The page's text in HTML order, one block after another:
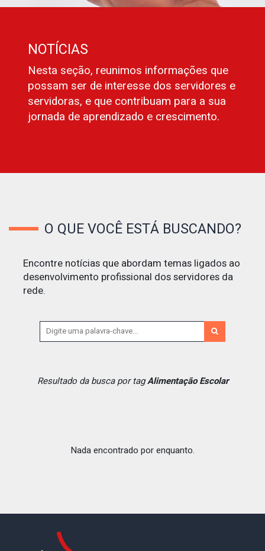
NOTÍCIAS
Nesta seção, reunimos informações que
possam ser de interesse dos servidores e
servidoras, e que contribuam para a sua
jornada de aprendizado e crescimento.
O QUE VOCÊ ESTÁ BUSCANDO?
Encontre notícias que abordam temas ligados ao
desenvolvimento profissional dos servidores da
rede.
Resultado da busca por tagAlimentação Escolar
Nada encontrado por enquanto.